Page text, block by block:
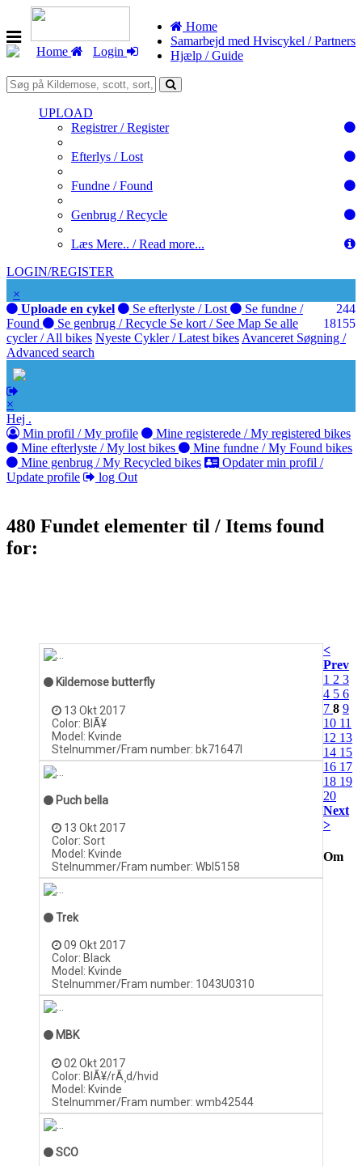
Home
Samarbejd med Hviscykel / Partners
Hjælp / Guide
Home Login
UPLOAD
Registrer / Register
Efterlys / Lost
Fundne / Found
Genbrug / Recycle
Læs Mere.. / Read more...
LOGIN/REGISTER
×
Uploade en cykel
Se efterlyste / Lost 244
Se fundne /
Found
55
Se genbrug / Recycle 181
Se kort / See Map Se alle
cycler / All bikes Nyeste Cykler / Latest bikes Avanceret Søgning /
Advanced search
×
Hej .
Min profil / My profile
Mine registerede / My registered bikes
Mine efterlyste / My lost bikes
Mine fundne / My Found bikes
Mine genbrug / My Recycled bikes
Opdater min profil /
Update profile
log Out
480 Fundet elementer til / Items found
for:
Kildemose butterfly
13 Okt 2017
Color: BlÃ¥
Model: Kvinde
Stelnummer/Fram number: bk71647l
Puch bella
13 Okt 2017
Color: Sort
Model: Kvinde
Stelnummer/Fram number: Wbl5158
Trek
09 Okt 2017
Color: Black
Model: Kvinde
Stelnummer/Fram number: 1043U0310
MBK
02 Okt 2017
Color: BlÃ¥/rÃ¸d/hvid
Model: Kvinde
Stelnummer/Fram number: wmb42544
SCO
<
Prev
1 2 3
4 5 6
7 8 9
10 11
12 13
14 15
16 17
18 19
20
Next
>
Om